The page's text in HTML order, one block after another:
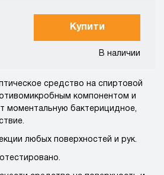
Купити
В наличии
средство на спиртовой
компонентом и
моментальную бактерицидное,
любых поверхностей и рук.